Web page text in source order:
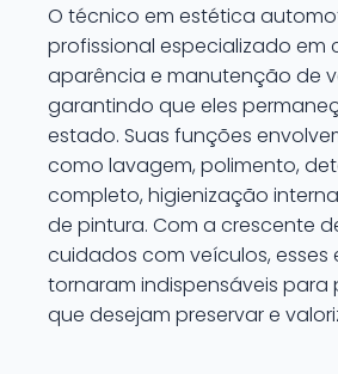
O técnico em estética
profissional especializado em
aparência e manutenção de
garantindo que eles
estado. Suas funções
como lavagem, polimento,
completo, higienização
de pintura. Com a crescente
cuidados com veículos, esses
tornaram indispensáveis para
que desejam preservar e